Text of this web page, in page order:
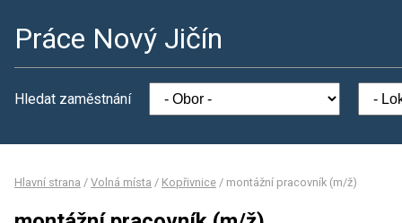
Práce Nový Jičín
Hledat zaměstnání
Hlavní strana / Volná místa / Kopřivnice / montážní pracovník (m/ž)